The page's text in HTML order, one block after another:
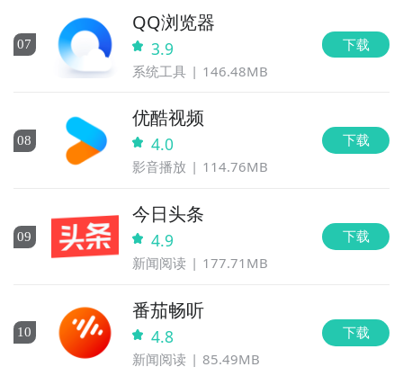
07
QQ浏览器
3.9
系统工具 146.48MB
下载
08
优酷视频
4.0
影音播放 114.76MB
下载
09
今日头条
4.9
新闻阅读 177.71MB
下载
10
番茄畅听
4.8
新闻阅读 85.49MB
下载